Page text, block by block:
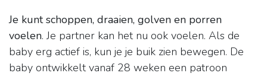
Je kunt schoppen, draaien, golven en porren
voelen. Je partner kan het nu ook voelen. Als de
baby erg actief is, kun je je buik zien bewegen. De
baby ontwikkelt vanaf 28 weken een patroon